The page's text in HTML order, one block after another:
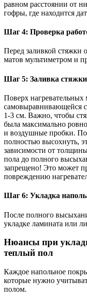
равном расстоянии от
гофры, где находится
Шаг 4: Проверка
Перед заливкой стяжки
матов мультиметром и
Шаг 5: Заливка стяжки
Поверх нагревательных
самовыравнивающейся
1-3 см. Важно, чтобы
была максимально
и воздушные пробки.
полностью высохнуть,
зависимости от
пола до полного
запрещено! Это может
повреждению
Шаг 6: Укладка
После полного
укладке ламината или
Нюансы при
теплый пол
Каждое напольное
которые нужно
полом.